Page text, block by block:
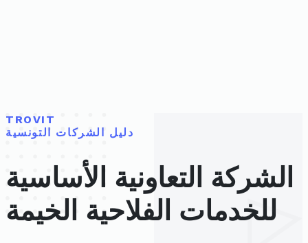
TROVIT
دليل الشركات التونسية
الشركة التعاونية الأساسية
للخدمات الفلاحية الخيمة